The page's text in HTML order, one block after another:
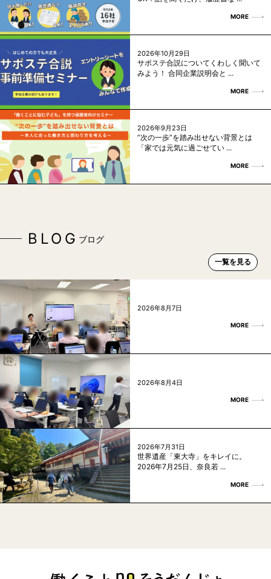
MORE
2026年10月29日
サポステ合説についてくわしく聞いて
みよう！ 合同企業説明会と ...
MORE
2026年9月23日
“次の一歩”を踏み出せない背景とは
「家では元気に過ごせてい ...
MORE
BLOG ブログ
一覧を見る
2026年8月7日
MORE
2026年8月4日
MORE
2026年7月31日
世界遺産「東大寺」をキレイに。
2026年7月25日、奈良若 ...
MORE